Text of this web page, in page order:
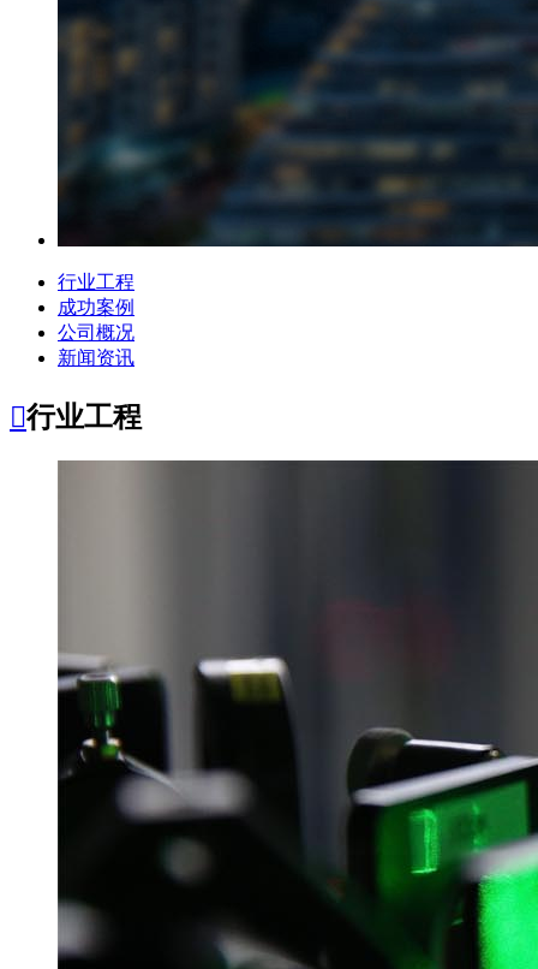
行业工程
成功案例
公司概况
新闻资讯
行业工程